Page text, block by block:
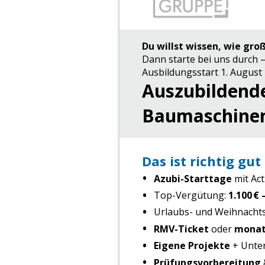
Du willst wissen, wie
Dann starte bei uns durch
Ausbildungsstart 1.
Das ist richtig gut
Azubi-Starttage mit
Top-Vergütung: 1.100 €
Urlaubs- und
RMV-Ticket oder
Eigene Projekte +